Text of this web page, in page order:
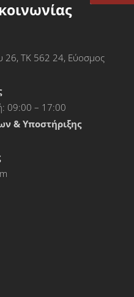
26, ΤΚ 562 24, Εύοσμος
09:00 – 17:00
& Υποστήριξης